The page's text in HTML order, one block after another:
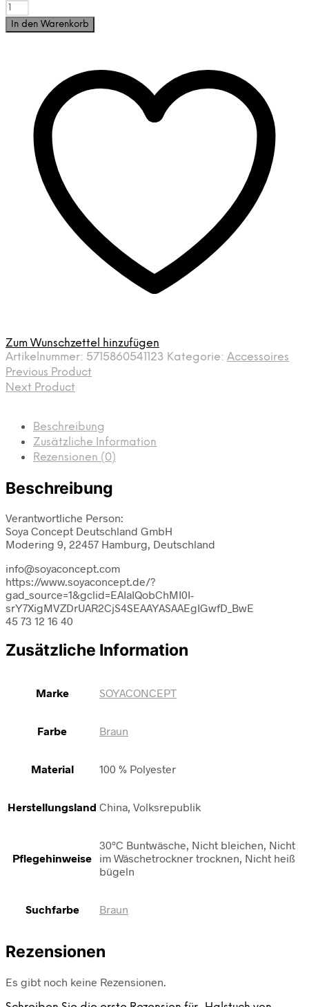
Halstuch
von
Soyaconcept
In den Warenkorb
Zum Wunschzettel hinzufügen
Artikelnummer: 5715860541123 Kategorie: Accessoires
Previous Product
Next Product
Beschreibung
Zusätzliche Information
Rezensionen (0)
Beschreibung
Verantwortliche Person:
Soya Concept Deutschland GmbH
Modering 9, 22457 Hamburg, Deutschland
info@soyaconcept.com
https://www.soyaconcept.de/?
gad_source=1&gclid=EAIaIQobChMI0I-
srY7XigMVZDrUAR2CjS4SEAAYASAAEgIGwfD_BwE
45 73 12 16 40
Zusätzliche Information
Marke SOYACONCEPT
Farbe Braun
Material 100 % Polyester
Herstellungsland China, Volksrepublik
Pflegehinweise
30°C Buntwäsche, Nicht bleichen, Nicht
im Wäschetrockner trocknen, Nicht heiß
bügeln
Suchfarbe Braun
Rezensionen
Es gibt noch keine Rezensionen.